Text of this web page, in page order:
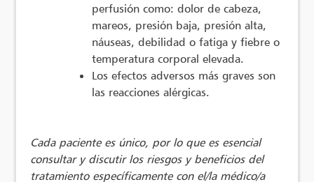
perfusión como: dolor de cabeza,
mareos, presión baja, presión alta,
náuseas, debilidad o fatiga y fiebre o
temperatura corporal elevada.
Los efectos adversos más graves son
las reacciones alérgicas.
Cada paciente es único, por lo que es esencial
consultar y discutir los riesgos y beneficios del
tratamiento específicamente con el/la médico/a